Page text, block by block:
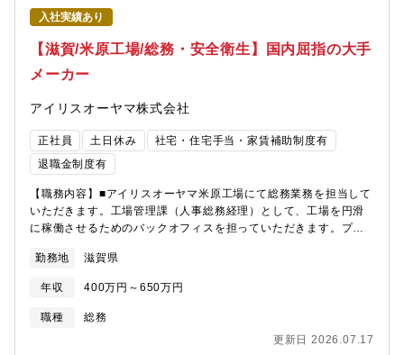
境物流など物流・貿易にまつわる関連法規へのコンプライアンス
順守といったグループガバナンスからも事業活動をサポートし、
競争力強化への貢献取組を行っています。【貿易プロセスデザイ
ン課のミッション】・パナソニックグループ全体のグローバル貿
易取引を支える、全社標準貿易システムの構築、及び維持運営を
計を提案、グローバル事業拡大を支える貿易プロセスを構築す
る・グループ全体最適・各事業SCM最適化に向け、現行の商流・
業務課題に対する最適な解決施策を効率化・高度化の視点から提
案し、事業競争力の強化に向けた貢献を行う【キャリアパス】・
事に携わることができ、非常に大きなスケールで、自己成長にチ
ャレンジできます・グループ内の各事業会社の多岐にわたる他職
種メンバー（営業、マーケティング、購買、経理、情報など）と
ーバルに点在する全世界のロジスティクスメンバーと仕事を共に
する機会が多く、将来的に海外勤務も可能です・適切なローテー
門におけるグローバルエキスパートとしてキャリア形成が可能で
ワードに、生活者の潜在的な不満を解消するソリューション型商
品で、暮らしをより豊かで快適にするためのものづくりを行って
きました。不満解消型商品として代表的なのが、クリア収納ケー
スです。中身が見えない潜在的不満に注目し、世界初の透明の収
納ケースを開発しました。日本で大ヒットした後、海外にもニー
米で大ヒットし、世界中の収納ケースが透明に変わりました。こ
うして「しまう収納」から「探す収納」へとその概念を変えたこ
とで、世界の収納文化を変えました。世の中は常に変化してお
り、想定外の出来事も起こります。移り行く時代の変化にスピー
ディに対応し、グループ力を最大限に活用すること。それが新し
い需要と市場を創造することであり、使命だと考えます。アイリ
スグループはこれからも、企業理念にあるように「健全な成長を
続けることにより社会貢献する」企業であり続けます。【採用時
いわゆる無期契約の採用です。ただし入社初年度のみ年俸制を採
用しております。ご提案の想定年収が業績や残業時間の増減で変
応じた社内等級を想定し、一時金や各種手当を含めた年俸をご案
内します。2年目より社内規定に沿って等級を付与し、年収を決定
入社実績あり
【滋賀/米原工場/総務・安全衛生】国内屈指の大手
メーカー
アイリスオーヤマ株式会社
正社員 土日休み
社宅・住宅手当・家賃補助制度有
退職金制度有
【職務内容】■アイリスオーヤマ米原工場にて総務業務を担当して
いただきます。工場管理課（人事総務経理）として、工場を円滑
に稼働させるためのバックオフィスを担っていただきます。プロ
例】・安全衛生管理・固定資産・備品、消耗品などの管理・産業
廃棄物の管理・保安防災業務・社内外の慶弔業務・従業員の健康
管理・官公庁/地域との渉外など【企業特徴】アイリスグループは
「快適生活」をキーワードに、生活者の潜在的な不満を解消する
ものづくりを行ってきました。不満解消型商品として代表的なの
勤務地 滋賀県
年収 400万円～650万円
職種
総務
更新日 2026.07.17